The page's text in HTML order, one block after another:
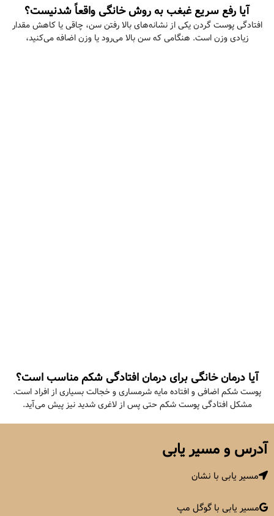
آیا رفع سریع غبغب به روش خانگی واقعاً شدنیست؟
افتادگی پوست گردن یکی از نشانه‌های بالا رفتن سن، چاقی یا کاهش مقدار
زیادی وزن است. هنگامی که سن بالا می‌رود یا وزن اضافه می‌کنید،
آیا درمان خانگی برای درمان افتادگی شکم مناسب است؟
پوست شکم اضافی و افتاده مایه شرمساری و خجالت بسیاری از افراد است.
مشکل افتادگی پوست شکم حتی پس از لاغری شدید نیز پیش می‌آید.
آدرس و مسیر یابی
مسیر یابی با نشان
مسیر یابی با گوگل مپ